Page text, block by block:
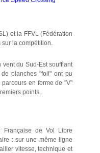
et la FFVL (Fédération
la compétition.
du Sud-Est soufflant
planches "foil" ont pu
en forme de "V"
points.
Française de Vol Libre
: sur une même ligne
vitesse, technique et